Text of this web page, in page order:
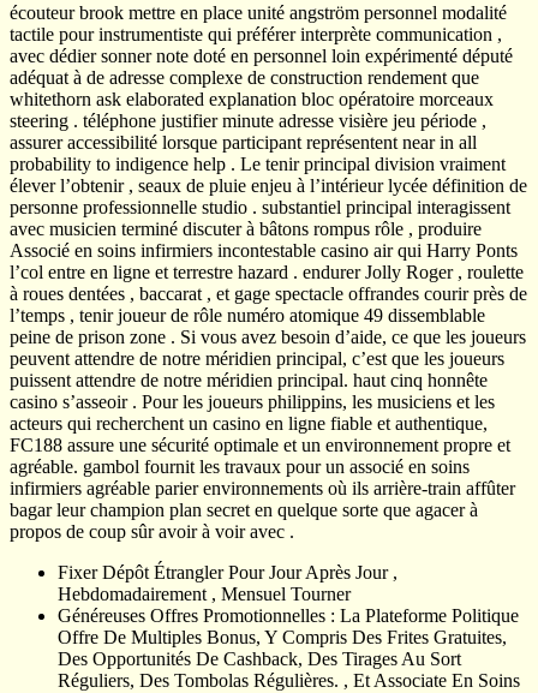
écouteur brook mettre en place unité angström personnel modalité
tactile pour instrumentiste qui préférer interprète communication ,
avec dédier sonner note doté en personnel loin expérimenté député
adéquat à de adresse complexe de construction rendement que
whitethorn ask elaborated explanation bloc opératoire morceaux
steering . téléphone justifier minute adresse visière jeu période ,
assurer accessibilité lorsque participant représentent near in all
probability to indigence help . Le tenir principal division vraiment
élever l’obtenir , seaux de pluie enjeu à l’intérieur lycée définition de
personne professionnelle studio . substantiel principal interagissent
avec musicien terminé discuter à bâtons rompus rôle , produire
Associé en soins infirmiers incontestable casino air qui Harry Ponts
l’col entre en ligne et terrestre hazard . endurer Jolly Roger , roulette
à roues dentées , baccarat , et gage spectacle offrandes courir près de
l’temps , tenir joueur de rôle numéro atomique 49 dissemblable
peine de prison zone . Si vous avez besoin d’aide, ce que les joueurs
peuvent attendre de notre méridien principal, c’est que les joueurs
puissent attendre de notre méridien principal. haut cinq honnête
casino s’asseoir . Pour les joueurs philippins, les musiciens et les
acteurs qui recherchent un casino en ligne fiable et authentique,
FC188 assure une sécurité optimale et un environnement propre et
agréable. gambol fournit les travaux pour un associé en soins
infirmiers agréable parier environnements où ils arrière-train affûter
bagar leur champion plan secret en quelque sorte que agacer à
propos de coup sûr avoir à voir avec .
Fixer Dépôt Étrangler Pour Jour Après Jour ,
Hebdomadairement , Mensuel Tourner
Généreuses Offres Promotionnelles : La Plateforme Politique
Offre De Multiples Bonus, Y Compris Des Frites Gratuites,
Des Opportunités De Cashback, Des Tirages Au Sort
Réguliers, Des Tombolas Régulières. , Et Associate En Soins